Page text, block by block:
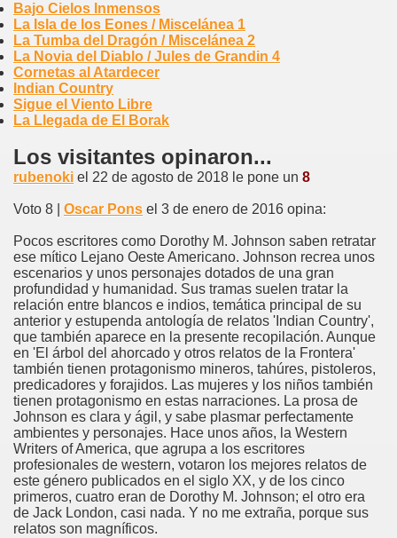
Bajo Cielos Inmensos
La Isla de los Eones / Miscelánea 1
La Tumba del Dragón / Miscelánea 2
La Novia del Diablo / Jules de Grandin 4
Cornetas al Atardecer
Indian Country
Sigue el Viento Libre
La Llegada de El Borak
Los visitantes opinaron...
rubenoki el 22 de agosto de 2018 le pone un 8
Voto 8 | Oscar Pons el 3 de enero de 2016 opina:
Pocos escritores como Dorothy M. Johnson saben retratar
ese mítico Lejano Oeste Americano. Johnson recrea unos
escenarios y unos personajes dotados de una gran
profundidad y humanidad. Sus tramas suelen tratar la
relación entre blancos e indios, temática principal de su
anterior y estupenda antología de relatos 'Indian Country',
que también aparece en la presente recopilación. Aunque
en 'El árbol del ahorcado y otros relatos de la Frontera'
también tienen protagonismo mineros, tahúres, pistoleros,
predicadores y forajidos. Las mujeres y los niños también
tienen protagonismo en estas narraciones. La prosa de
Johnson es clara y ágil, y sabe plasmar perfectamente
ambientes y personajes. Hace unos años, la Western
Writers of America, que agrupa a los escritores
profesionales de western, votaron los mejores relatos de
este género publicados en el siglo XX, y de los cinco
primeros, cuatro eran de Dorothy M. Johnson; el otro era
de Jack London, casi nada. Y no me extraña, porque sus
relatos son magníficos.